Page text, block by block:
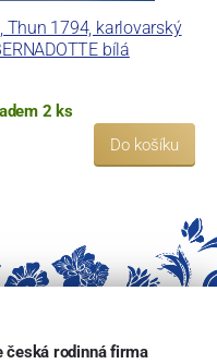
Thun 1794, karlovarský
bílá
2 ks
Do košíku
česká rodinná firma